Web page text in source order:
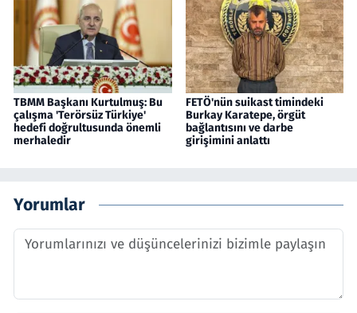
TBMM Başkanı Kurtulmuş: Bu
çalışma 'Terörsüz Türkiye'
hedefi doğrultusunda önemli
merhaledir
FETÖ'nün suikast timindeki
Burkay Karatepe, örgüt
bağlantısını ve darbe
girişimini anlattı
Yorumlar